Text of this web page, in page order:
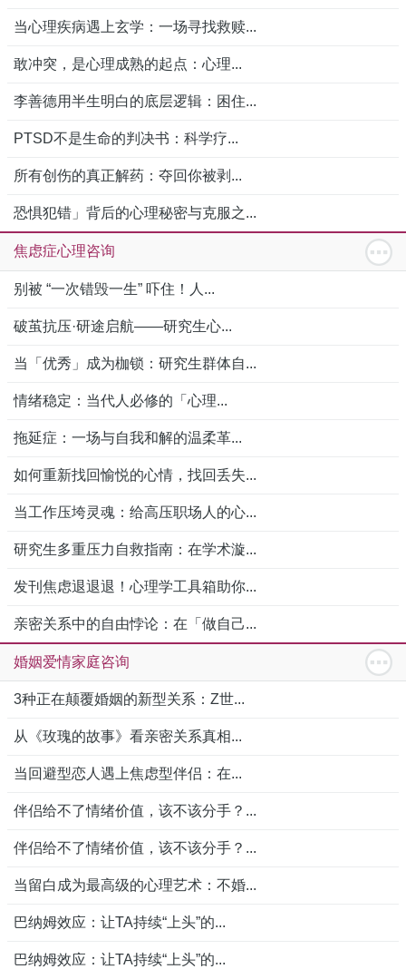
当心理疾病遇上玄学：一场寻找救赎...
敢冲突，是心理成熟的起点：心理...
李善德用半生明白的底层逻辑：困住...
PTSD不是生命的判决书：科学疗...
所有创伤的真正解药：夺回你被剥...
恐惧犯错」背后的心理秘密与克服之...
焦虑症心理咨询
别被 “一次错毁一生” 吓住！人...
破茧抗压·研途启航——研究生心...
当「优秀」成为枷锁：研究生群体自...
情绪稳定：当代人必修的「心理...
拖延症：一场与自我和解的温柔革...
如何重新找回愉悦的心情，找回丢失...
当工作压垮灵魂：给高压职场人的心...
研究生多重压力自救指南：在学术漩...
发刊焦虑退退退！心理学工具箱助你...
亲密关系中的自由悖论：在「做自己...
婚姻爱情家庭咨询
3种正在颠覆婚姻的新型关系：Z世...
从《玫瑰的故事》看亲密关系真相...
当回避型恋人遇上焦虑型伴侣：在...
伴侣给不了情绪价值，该不该分手？...
伴侣给不了情绪价值，该不该分手？...
当留白成为最高级的心理艺术：不婚...
巴纳姆效应：让TA持续“上头”的...
巴纳姆效应：让TA持续“上头”的...